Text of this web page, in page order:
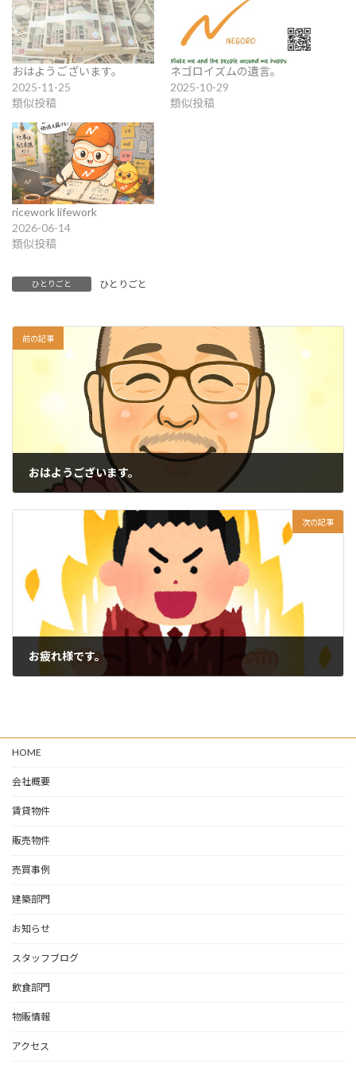
おはようございます。
2025-11-25
類似投稿
ネゴロイズムの遺言。
2025-10-29
類似投稿
ricework lifework
2026-06-14
類似投稿
ひとりごと ひとりごと
前の記事
おはようございます。
2025-11-07
次の記事
お疲れ様です。
2025-11-13
HOME
会社概要
賃貸物件
販売物件
売買事例
建築部門
お知らせ
スタッフブログ
飲食部門
物販情報
アクセス